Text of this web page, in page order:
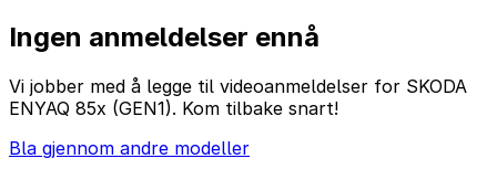
Ingen anmeldelser ennå
Vi jobber med å legge til videoanmeldelser for SKODA
ENYAQ 85x (GEN1). Kom tilbake snart!
Bla gjennom andre modeller